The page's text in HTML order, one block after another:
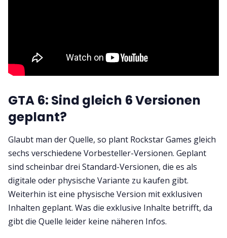
GTA 6: Sind gleich 6 Versionen
geplant?
Glaubt man der Quelle, so plant Rockstar Games gleich
sechs verschiedene Vorbesteller-Versionen. Geplant
sind scheinbar drei Standard-Versionen, die es als
digitale oder physische Variante zu kaufen gibt.
Weiterhin ist eine physische Version mit exklusiven
Inhalten geplant. Was die exklusive Inhalte betrifft, da
gibt die Quelle leider keine näheren Infos.